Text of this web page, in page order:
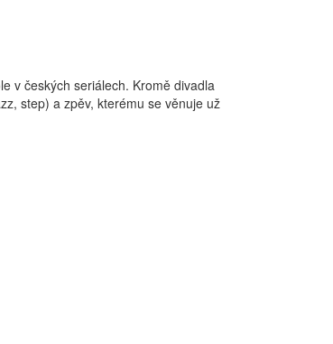
v českých seriálech. Kromě divadla
step) a zpěv, kterému se věnuje už